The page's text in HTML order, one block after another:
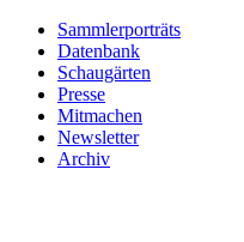
Sammlerporträts
Datenbank
Schaugärten
Presse
Mitmachen
Newsletter
Archiv